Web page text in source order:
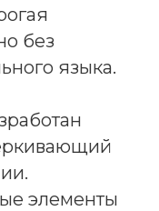
без
языка.
элементы